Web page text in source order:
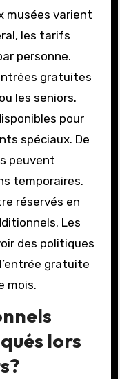
musées varient
les tarifs
personne.
gratuites
les seniors.
pour
spéciaux. De
peuvent
temporaires.
réservés en
Les
des politiques
gratuite
mois.
lors